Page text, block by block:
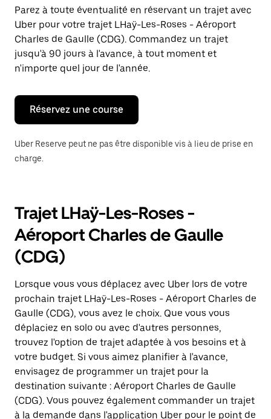
date.
Appuyez
sur
la
touche
Échap
pour
le
calendrier.
Parez à toute éventualité en réservant un trajet avec
Uber pour votre trajet LHaÿ-Les-Roses - Aéroport
Charles de Gaulle (CDG). Commandez un trajet
jusqu'à 90 jours à l'avance, à tout moment et
n'importe quel jour de l'année.
Réservez une course
Uber Reserve peut ne pas être disponible vis à lieu de prise en
charge.
Trajet LHaÿ-Les-Roses -
Aéroport Charles de Gaulle
(CDG)
Lorsque vous vous déplacez avec Uber lors de votre
prochain trajet LHaÿ-Les-Roses - Aéroport Charles de
Gaulle (CDG), vous avez le choix. Que vous vous
déplaciez en solo ou avec d'autres personnes,
trouvez l'option de trajet adaptée à vos besoins et à
votre budget. Si vous aimez planifier à l'avance,
envisagez de programmer un trajet pour la
destination suivante : Aéroport Charles de Gaulle
(CDG). Vous pouvez également commander un trajet
à la demande dans l'application Uber pour le point de